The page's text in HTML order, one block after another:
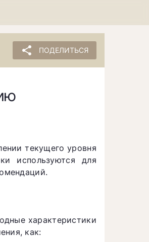
share ПОДЕЛИТЬСЯ
текущего уровня
используются для
характеристики
как: